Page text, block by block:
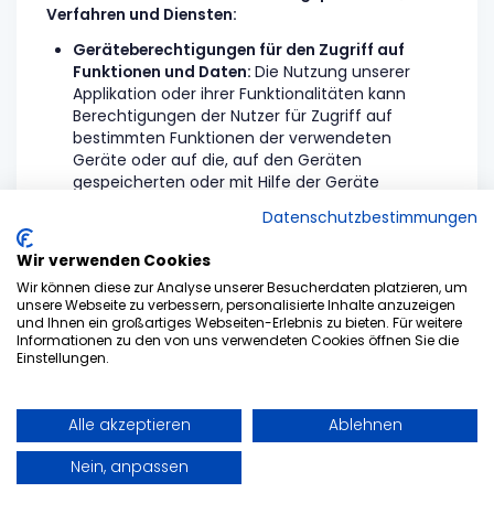
Verfahren und Diensten:
Geräteberechtigungen für den Zugriff auf
Funktionen und Daten: Die Nutzung unserer
Applikation oder ihrer Funktionalitäten kann
Berechtigungen der Nutzer für Zugriff auf
bestimmten Funktionen der verwendeten
Geräte oder auf die, auf den Geräten
gespeicherten oder mit Hilfe der Geräte
Standardmäßig müssen diese Berechtigungen
von den Nutzern erteilt werden und können
jederzeit in den Einstellungen der jeweiligen
Geräte widerrufen werden. Das genaue
Verfahren zur Kontrolle der App-Berechtigungen
kann vom Gerät und der Software der Nutzern
abhängig sein. Bei Erläuterungsbedarf können
jeweiligen Berechtigungen die Funktionsfähigkeit
unsere Applikation beeinflussen kann.
Verarbeitung von gespeicherten Kontakten:
Rahmen der Nutzung unserer Applikation werden
Datenschutzbestimmungen
Wir verwenden Cookies
Wir können diese zur Analyse unserer Besucherdaten platzieren, um
unsere Webseite zu verbessern, personalisierte Inhalte anzuzeigen
und Ihnen ein großartiges Webseiten-Erlebnis zu bieten. Für weitere
Informationen zu den von uns verwendeten Cookies öffnen Sie die
Einstellungen.
Alle akzeptieren
Ablehnen
Nein, anpassen